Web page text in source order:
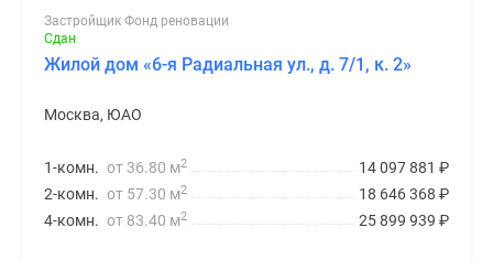
Застройщик Фонд реновации
Сдан
Жилой дом «6-я Радиальная ул., д. 7/1, к. 2»
Москва, ЮАО
14 097 881 ₽
1-комн. от 36.80 м2
18 646 368 ₽
2-комн. от 57.30 м2
25 899 939 ₽
4-комн. от 83.40 м2